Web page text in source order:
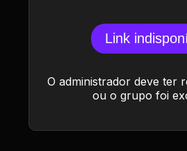
Link
O administrador deve ter
ou o grupo foi